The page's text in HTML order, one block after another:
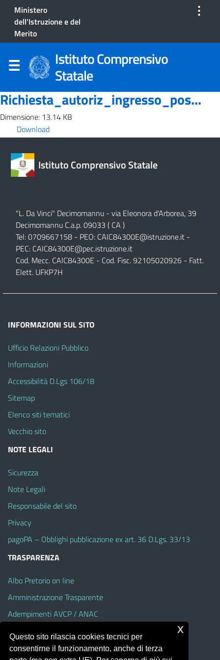
Ministero
dell'Istruzione e del
Merito
⋮
Istituto Comprensivo
Statale
Richiesta_autoriz_ingresso_pos...
Dimensione: 13.14 KB
Download
Istituto Comprensivo Statale
"L. Da Vinci" Decimomannu - via Eleonora d'Arborea, 39
Decimomannu C.a.p. 09033 ( CA )
Tel: 0709667158 - PEO: CAIC84300E@istruzione.it -
PEC: CAIC84300E@pec.istruzione.it
Cod. Mecc. CAIC84300E - Cod. Fisc. 92105020926 - Fatt.
Elett. UFKP7H
INFORMAZIONI SUL SITO
Ufficio Relazioni Pubblico
Informazioni
Accessibilità D.Lgs 106/18
Sitemap
Elenco siti tematici
Vecchio sito
NOTE LEGALI
Sicurezza
Note Legali
Responsabile del sito
Privacy
pagoPA – Obblighi pubblicazione ex art. 36 D.Lgs. 33/13
TRASPARENZA
Albo Pretorio on line
Amministrazione Trasparente
Adempimenti AVCP / ANAC
Dichiarazione di accessibilità
Questo sito rilascia cookies tecnici per
consentirne il funzionamento, anche di terza
x